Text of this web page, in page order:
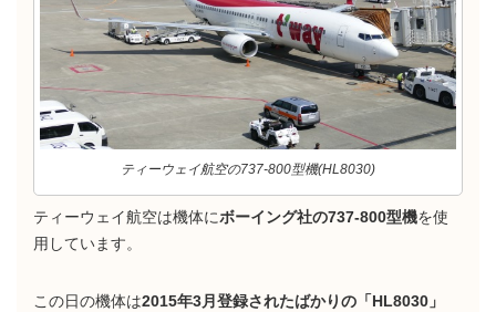
ティーウェイ航空の737-800型機(HL8030)
ティーウェイ航空は機体にボーイング社の737-800型機を使
用しています。
この日の機体は2015年3月登録されたばかりの「HL8030」